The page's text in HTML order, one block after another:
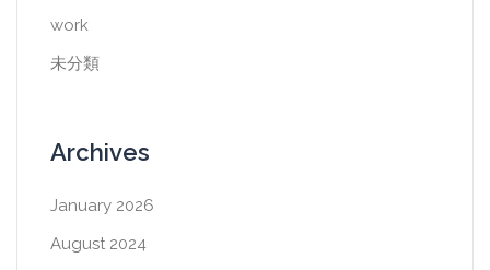
work
未分類
Archives
January 2026
August 2024